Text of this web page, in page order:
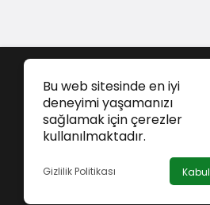
Bu web sitesinde en iyi
deneyimi yaşamanızı
sağlamak için çerezler
kullanılmaktadır.
Gizlilik Politikası Kabul